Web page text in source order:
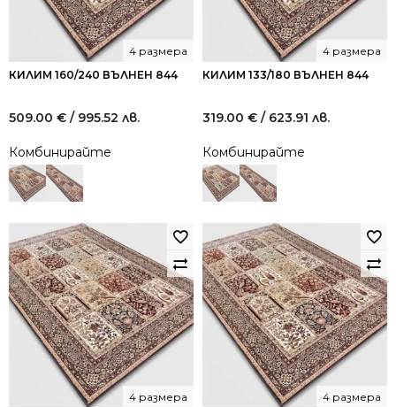
КИЛИМ 160/240 ВЪЛНЕН 844
4 размера
509.00 € / 995.52 лв.
Комбинирайте
КИЛИМ 133/180 ВЪЛНЕН 844
4 размера
319.00 € / 623.91 лв.
Комбинирайте
4 размера 4 размера